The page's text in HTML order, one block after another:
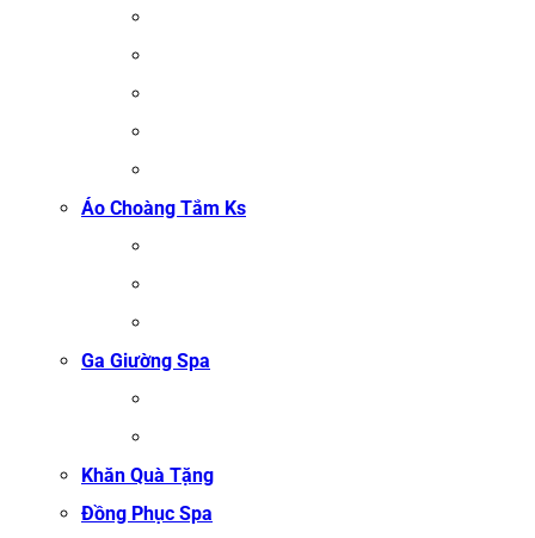
Áo Choàng Tắm Ks
Ga Giường Spa
Khăn Quà Tặng
Đồng Phục Spa